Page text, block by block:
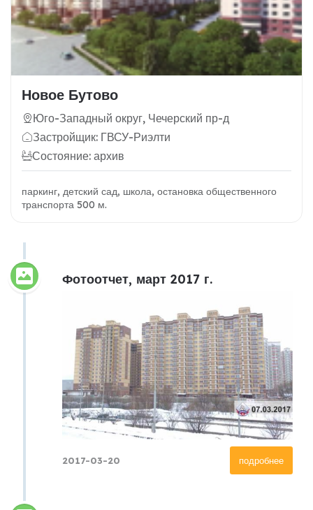
Новое Бутово
Юго-Западный округ, Чечерский пр-д
Застройщик: ГВСУ-Риэлти
Состояние: архив
паркинг, детский сад, школа, остановка общественного
транспорта 500 м.
Фотоотчет, март 2017 г.
подробнее
2017-03-20